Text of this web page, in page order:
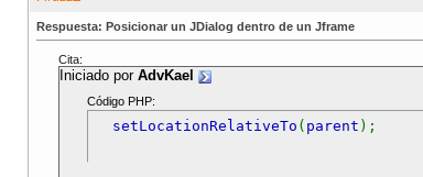
Respuesta: Posicionar un JDialog dentro de un Jframe
Cita:
Iniciado por AdvKael
Código PHP:
setLocationRelativeTo ( parent );